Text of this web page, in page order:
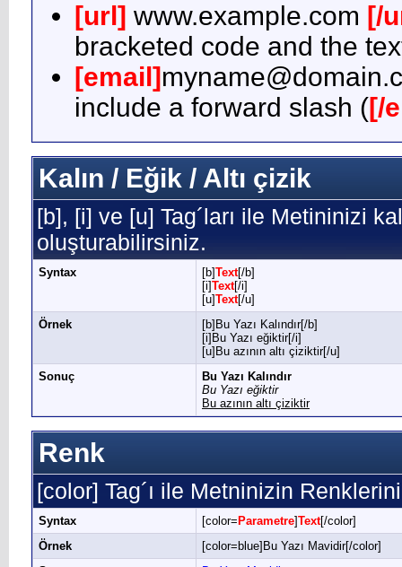
[url] www.example.com [/
bracketed code and the
[email]
include a forward slash ([/
Kalın / Eğik / Altı çizik
[b], [i] ve [u] Tag´ları ile Metininizi
oluşturabilirsiniz.
Syntax [b]Text[/b]
[i]Text[/i]
[u]Text[/u]
Örnek
[b]Bu Yazı Kalındır[/b]
[i]Bu Yazı eğiktir[/i]
[u]Bu azının altı çiziktir[/u]
Sonuç
Bu Yazı Kalındır
Bu Yazı eğiktir
Bu azının altı çiziktir
Renk
[color] Tag´ı ile Metninizin
Syntax [color= Parametre]Text[/color]
Örnek
[color=blue]Bu Yazı Mavidir[/color]